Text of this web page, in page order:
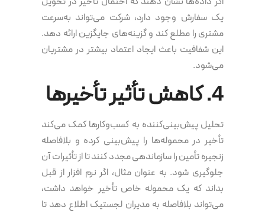
یک سفارش وجود دارد، شرکت می‌تواند به‌سرعت
مشتری را مطلع کند و گزینه‌های جایگزین ارائه دهد.
این شفافیت باعث ایجاد اعتماد بیشتر در مشتریان
می‌شود.
4. کاهش تأثیر تأخیرها
تحلیل پیش‌بینی‌کننده به کسب‌وکارها کمک می‌کند
تأخیر در محموله‌ها را پیش‌بینی کرده و بلافاصله
زنجیره تأمین را سازماندهی مجدد کنند تا از تأثیرات آن
جلوگیری شود. به‌ عنوان‌ مثال، اگر نرم‌ افزار از قبل
بداند که یک محموله خاص تأخیر خواهد داشت،
می‌تواند بلافاصله به مدیران لجستیک اطلاع دهد تا